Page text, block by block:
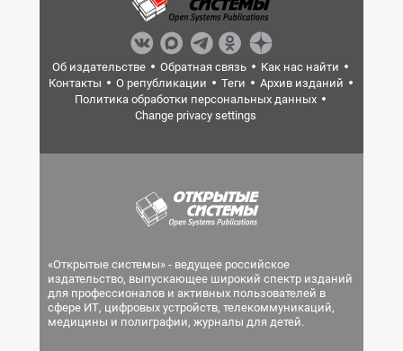
Об издательстве Обратная связь
Как нас найти
Контакты
О републикации Теги
Архив изданий
Политика обработки персональных данных
Change privacy settings
«Открытые системы» - ведущее российское
издательство, выпускающее широкий спектр изданий
для профессионалов и активных пользователей в
сфере ИТ, цифровых устройств, телекоммуникаций,
медицины и полиграфии, журналы для детей.